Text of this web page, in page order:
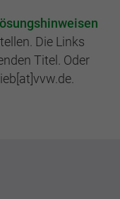
Die Links
Titel. Oder